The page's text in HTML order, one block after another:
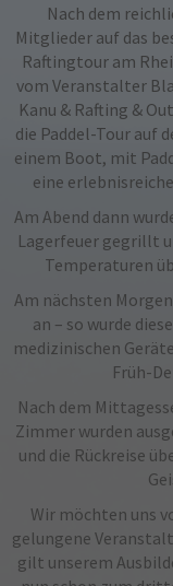
Nach dem
Mitglieder auf das
Raftingtour‬am
vom Veranstalter
Kanu & Rafting &
die Paddel-Tour auf
einem Boot, mit
eine
Am Abend dann
Lagerfeuer gegrillt‬
Temperaturen
Am nächsten
an – so wurde
medizinischen
Früh-
Nach dem
Zimmer wurden
und die Rückreise
Wir möchten uns
gelungene
gilt unserem